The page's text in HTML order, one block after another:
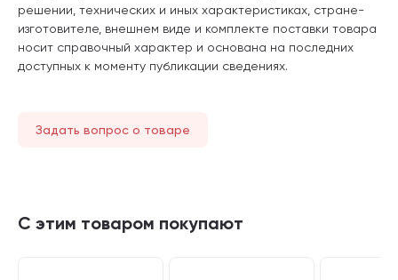
решении, технических и иных характеристиках, стране-
изготовителе, внешнем виде и комплекте поставки товара
носит справочный характер и основана на последних
доступных к моменту публикации сведениях.
Задать вопрос о товаре
С этим товаром покупают